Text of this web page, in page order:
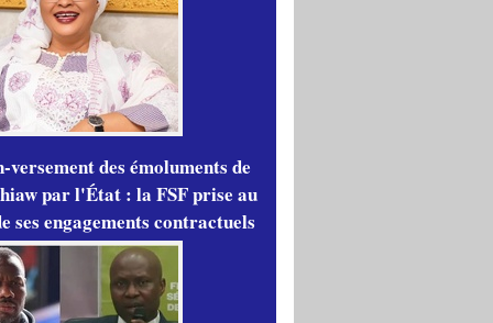
versement des émoluments de
par l'État : la FSF prise au
ses engagements contractuels